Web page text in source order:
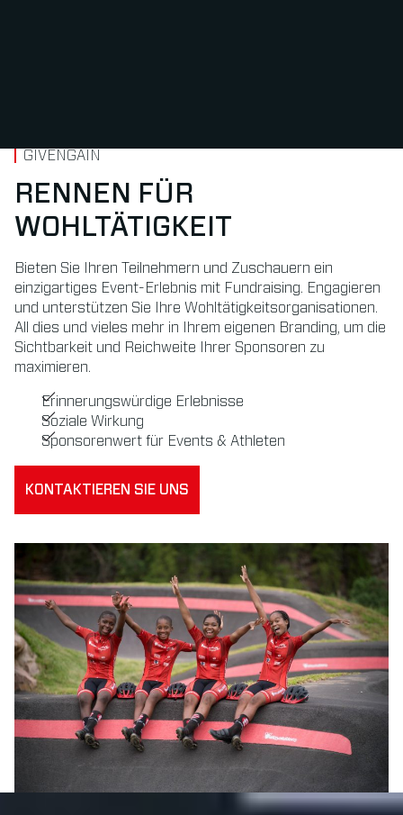
GIVENGAIN
RENNEN FÜR
WOHLTÄTIGKEIT
Bieten Sie Ihren Teilnehmern und Zuschauern ein
einzigartiges Event-Erlebnis mit Fundraising. Engagieren
und unterstützen Sie Ihre Wohltätigkeitsorganisationen.
All dies und vieles mehr in Ihrem eigenen Branding, um die
Sichtbarkeit und Reichweite Ihrer Sponsoren zu
maximieren.
Erinnerungswürdige Erlebnisse
Soziale Wirkung
Sponsorenwert für Events & Athleten
KONTAKTIEREN SIE UNS